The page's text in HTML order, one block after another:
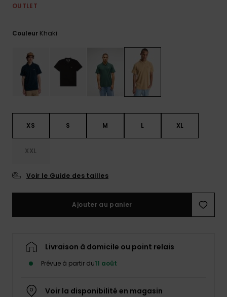
fréquentes
et notre
formulaire
contact.
la FAQ
OUTLET
Couleur Khaki
XS S M L XL
XXL
Voir le Guide des tailles
Ajouter au panier
Livraison à domicile ou point relais
Prévue à partir du11 août
Voir la disponibilité en magasin